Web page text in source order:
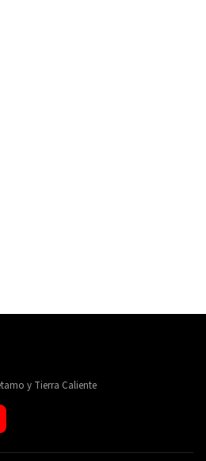
y Tierra Caliente